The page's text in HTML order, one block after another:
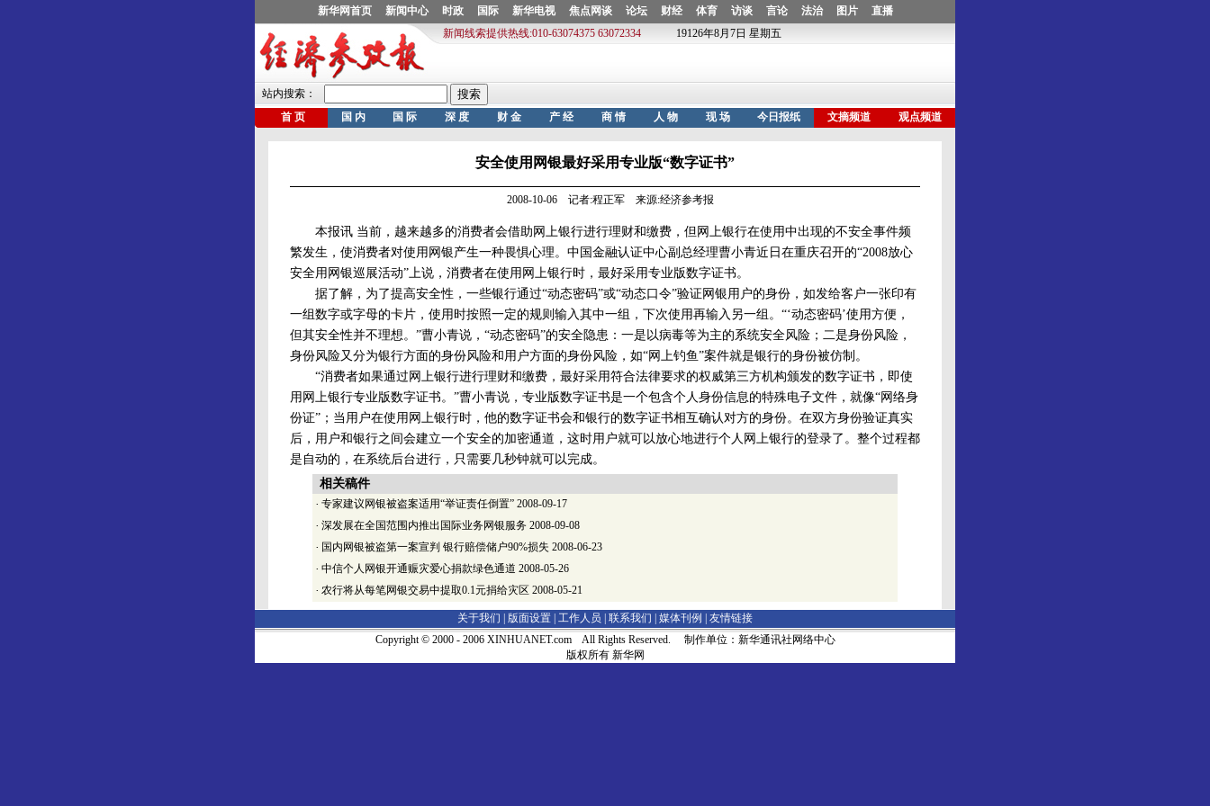
安全使用网银最好采用专业版“数字证书”
2008-10-06 记者:程正军 来源:经济参考报
本报讯 当前，越来越多的消费者会借助网上银行进行理财和缴费，但网上银行在使用中出现的不安全事件频
繁发生，使消费者对使用网银产生一种畏惧心理。中国金融认证中心副总经理曹小青近日在重庆召开的“2008放心
安全用网银巡展活动”上说，消费者在使用网上银行时，最好采用专业版数字证书。
据了解，为了提高安全性，一些银行通过“动态密码”或“动态口令”验证网银用户的身份，如发给客户一张印有
一组数字或字母的卡片，使用时按照一定的规则输入其中一组，下次使用再输入另一组。“‘动态密码’使用方便，
但其安全性并不理想。”曹小青说，“动态密码”的安全隐患：一是以病毒等为主的系统安全风险；二是身份风险，
身份风险又分为银行方面的身份风险和用户方面的身份风险，如“网上钓鱼”案件就是银行的身份被仿制。
“消费者如果通过网上银行进行理财和缴费，最好采用符合法律要求的权威第三方机构颁发的数字证书，即使
用网上银行专业版数字证书。”曹小青说，专业版数字证书是一个包含个人身份信息的特殊电子文件，就像“网络身
份证”；当用户在使用网上银行时，他的数字证书会和银行的数字证书相互确认对方的身份。在双方身份验证真实
后，用户和银行之间会建立一个安全的加密通道，这时用户就可以放心地进行个人网上银行的登录了。整个过程都
是自动的，在系统后台进行，只需要几秒钟就可以完成。
相关稿件
· 专家建议网银被盗案适用“举证责任倒置” 2008-09-17
· 深发展在全国范围内推出国际业务网银服务 2008-09-08
· 国内网银被盗第一案宣判 银行赔偿储户90%损失 2008-06-23
· 中信个人网银开通赈灾爱心捐款绿色通道 2008-05-26
· 农行将从每笔网银交易中提取0.1元捐给灾区 2008-05-21
关于我们 | 版面设置 工作人员 联系我们 媒体刊例
友情链接
Copyright © 2000 - 2006 XINHUANET.com All Rights Reserved. 制作单位：新华通讯社网络中心
版权所有 新华网